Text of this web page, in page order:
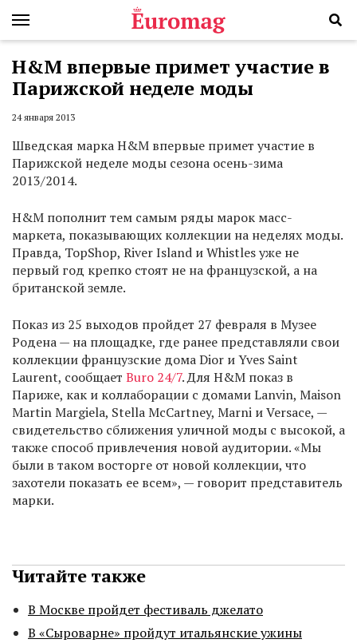
H&M впервые примет участие в
Парижской неделе моды
24 января 2013
Шведская марка H&M впервые примет участие в
Парижской неделе моды сезона осень-зима
2013/2014.
H&M пополнит тем самым ряды марок масс-
маркета, показывающих коллекции на неделях моды.
Правда, TopShop, River Island и Whistles уже не
первый год крепко стоят не на французской, а на
британской земле.
Показ из 25 выходов пройдет 27 февраля в Музее
Родена — на площадке, где ранее представляли свои
коллекции французские дома Dior и Yves Saint
Laurent, сообщает Buro 24/7. Для H&M показ в
Париже, как и коллаборации с домами Lanvin, Maison
Martin Margiela, Stella McCartney, Marni и Versace, —
свидетельство сближения уличной моды с высокой, а
также способ привлечения новой аудитории. «Мы
были в таком восторге от новой коллекции, что
захотели показать ее всем», — говорит представитель
марки.
Читайте также
В Москве пройдет фестиваль джелато
В «Сыроварне» пройдут итальянские ужины